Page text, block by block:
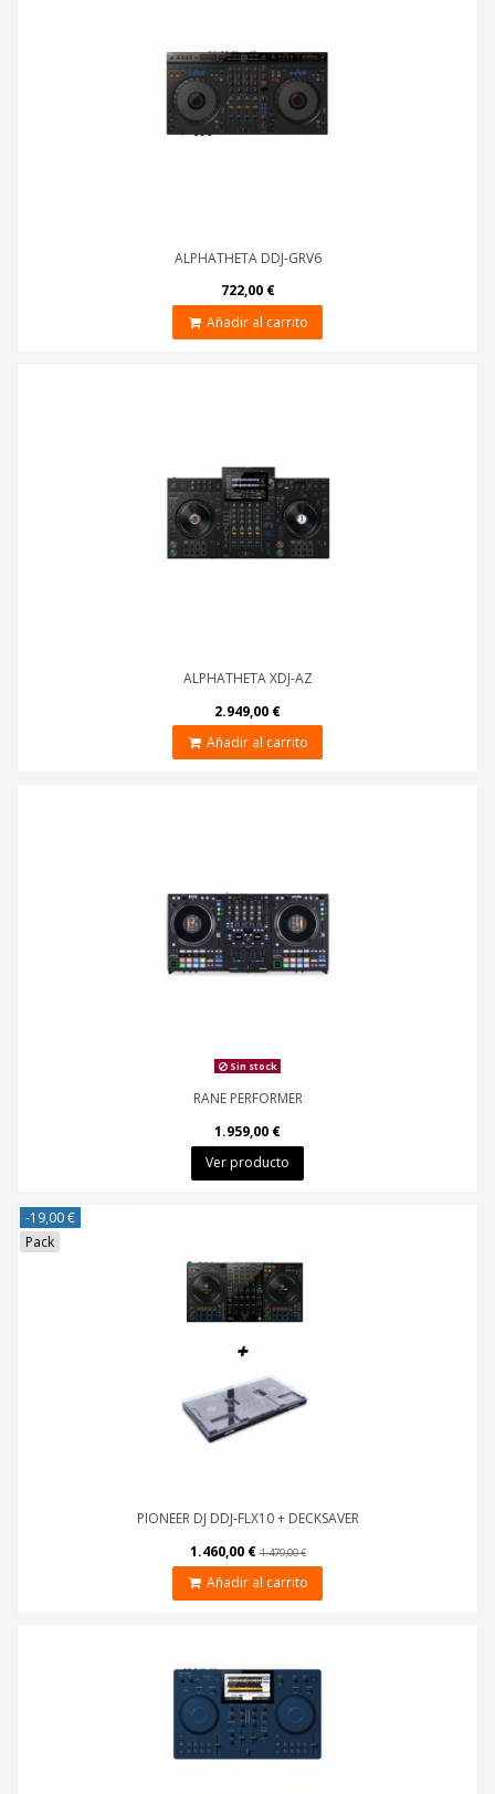
ALPHATHETA DDJ-GRV6
722,00 €
Añadir al carrito
ALPHATHETA XDJ-AZ
2.949,00 €
Añadir al carrito
Sin stock
RANE PERFORMER
1.959,00 €
Ver producto
-19,00 €
Pack
PIONEER DJ DDJ-FLX10 + DECKSAVER
1.460,00 € 1.479,00 €
Añadir al carrito